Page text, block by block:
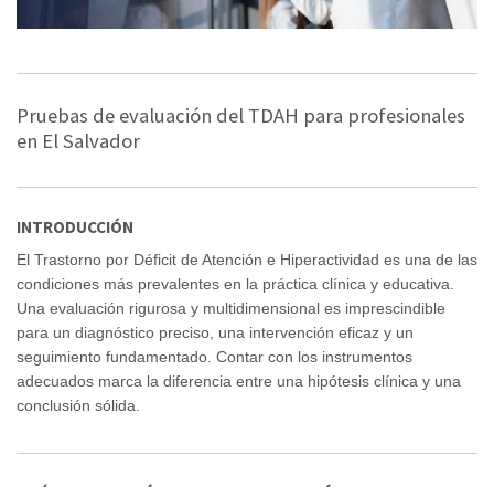
Pruebas de evaluación del TDAH para profesionales
en El Salvador
INTRODUCCIÓN
El Trastorno por Déficit de Atención e Hiperactividad es una de las
condiciones más prevalentes en la práctica clínica y educativa.
Una evaluación rigurosa y multidimensional es imprescindible
para un diagnóstico preciso, una intervención eficaz y un
seguimiento fundamentado. Contar con los instrumentos
adecuados marca la diferencia entre una hipótesis clínica y una
conclusión sólida.